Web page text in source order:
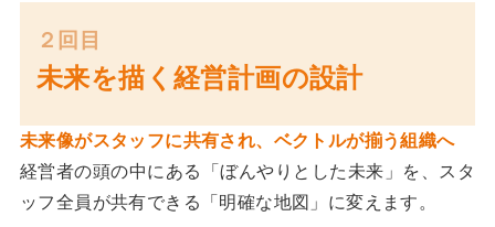
２回目
未来を描く経営計画の設計
未来像がスタッフに共有され、ベクトルが揃う組織へ
経営者の頭の中にある「ぼんやりとした未来」を、スタ
ッフ全員が共有できる「明確な地図」に変えます。